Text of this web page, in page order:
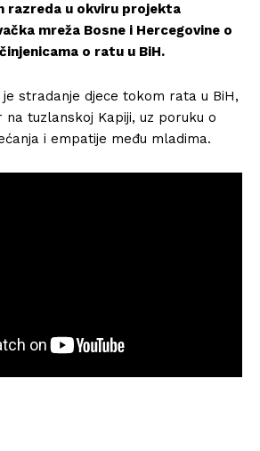
razreda u okviru projekta
mreža Bosne i Hercegovine o
o ratu u BiH.
stradanje djece tokom rata u BiH,
na tuzlanskoj Kapiji, uz poruku o
i empatije među mladima.